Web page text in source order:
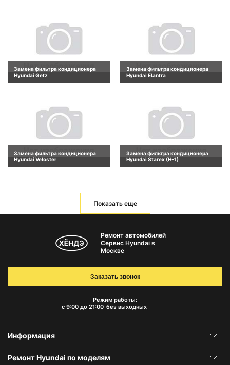
Замена фильтра кондиционера
Hyundai Getz
Замена фильтра кондиционера
Hyundai Elantra
Замена фильтра кондиционера
Hyundai Veloster
Замена фильтра кондиционера
Hyundai Starex (H-1)
Показать еще
Ремонт автомобилей
Сервис Hyundai в
Москве
Режим работы:
с 9:00 до 21:00 без выходных
Заказать звонок
Информация
Ремонт Hyundai по моделям